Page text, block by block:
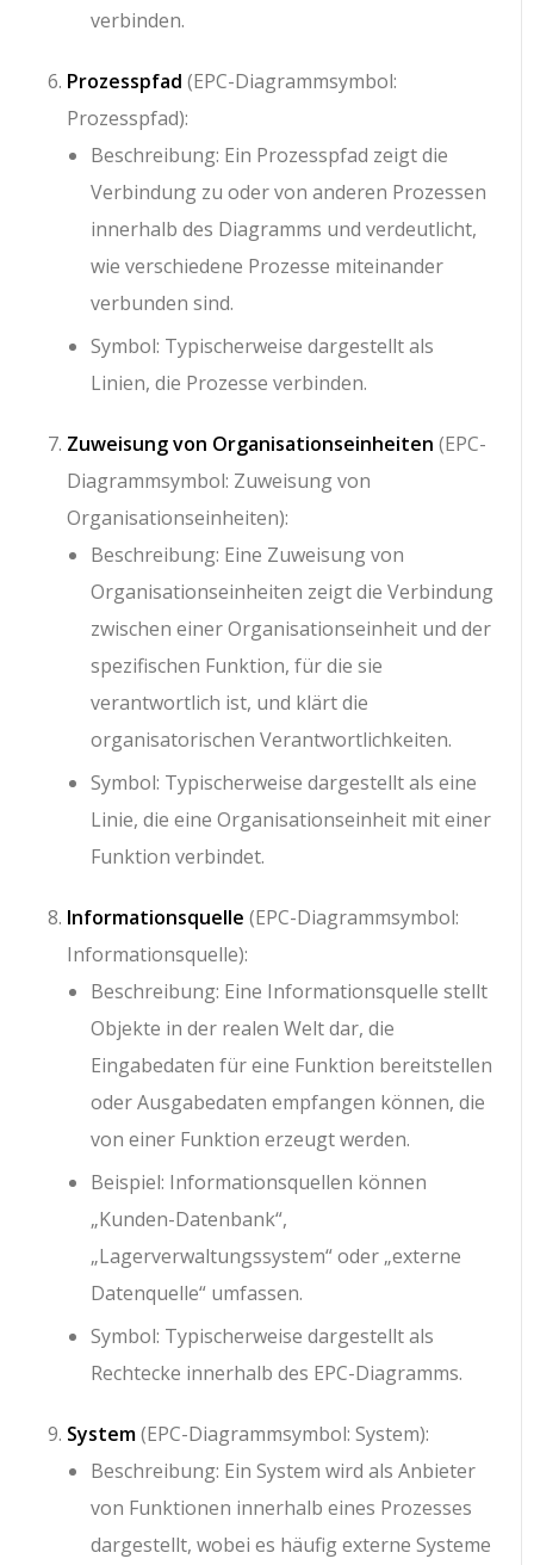
verbinden.
Prozesspfad (EPC-Diagrammsymbol:
Prozesspfad):
Beschreibung: Ein Prozesspfad zeigt die
Verbindung zu oder von anderen Prozessen
innerhalb des Diagramms und verdeutlicht,
wie verschiedene Prozesse miteinander
verbunden sind.
Symbol: Typischerweise dargestellt als
Linien, die Prozesse verbinden.
Zuweisung von Organisationseinheiten (EPC-
Diagrammsymbol: Zuweisung von
Organisationseinheiten):
Beschreibung: Eine Zuweisung von
Organisationseinheiten zeigt die Verbindung
zwischen einer Organisationseinheit und der
spezifischen Funktion, für die sie
verantwortlich ist, und klärt die
organisatorischen Verantwortlichkeiten.
Symbol: Typischerweise dargestellt als eine
Linie, die eine Organisationseinheit mit einer
Funktion verbindet.
Informationsquelle (EPC-Diagrammsymbol:
Informationsquelle):
Beschreibung: Eine Informationsquelle stellt
Objekte in der realen Welt dar, die
Eingabedaten für eine Funktion bereitstellen
oder Ausgabedaten empfangen können, die
von einer Funktion erzeugt werden.
Beispiel: Informationsquellen können
„Kunden-Datenbank“,
„Lagerverwaltungssystem“ oder „externe
Datenquelle“ umfassen.
Symbol: Typischerweise dargestellt als
Rechtecke innerhalb des EPC-Diagramms.
System(EPC-Diagrammsymbol: System):
Beschreibung: Ein System wird als Anbieter
von Funktionen innerhalb eines Prozesses
dargestellt, wobei es häufig externe Systeme